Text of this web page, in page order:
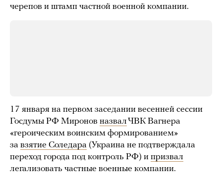
черепов и штамп частной военной компании.
17 января на первом заседании весенней сессии
Госдумы РФ Миронов назвалЧВК Вагнера
«героическим воинским формированием»
за взятие Соледара (Украина не подтверждала
переход города под контроль РФ) и призвал
легализовать частные военные компании.